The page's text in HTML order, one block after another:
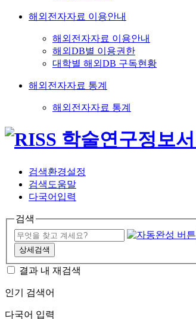
해외전자자료 이용안내
해외전자자료 이용안내
해외DB별 이용권한
대학별 해외DB 구독현황
해외전자자료 통계
해외전자자료 통계
검색환경설정
검색도움말
다국어입력
검색
상세검색
결과 내 재검색
인기 검색어
다국어 입력